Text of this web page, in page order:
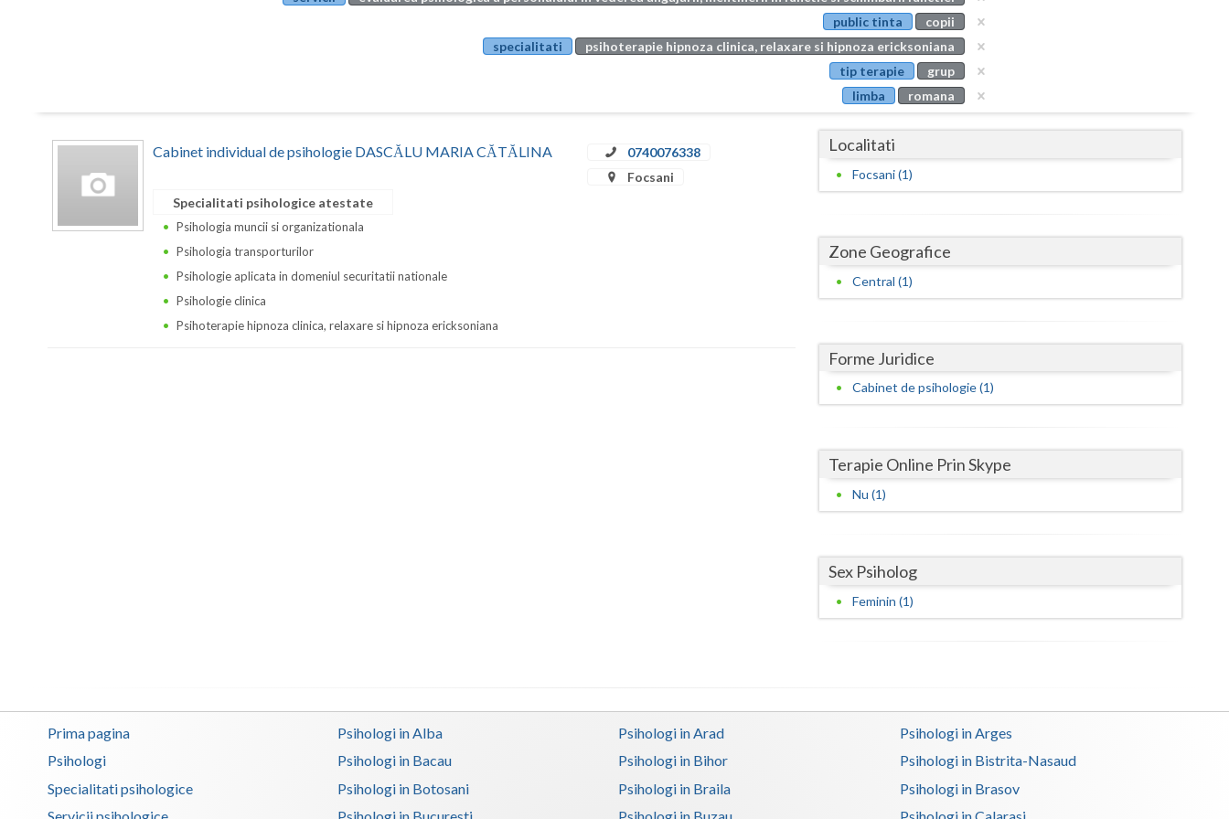
Buzau
Calarasi
Caras-Severin
Covasna
Dolj
Galati
Giurgiu
Gorj
Hunedoara
Ilfov
Olt
Salaj
public tinta
copii
specialitati
psihoterapie hipnoza clinica, relaxare si hipnoza ericksoniana
tip terapie
grup
limba
romana
Cabinet individual de psihologie DASCĂLU MARIA CĂTĂLINA
0740076338
Focsani
Specialitati psihologice atestate
Psihologia muncii si organizationala
Psihologia transporturilor
Psihologie aplicata in domeniul securitatii nationale
Psihologie clinica
Psihoterapie hipnoza clinica, relaxare si hipnoza ericksoniana
Localitati
Focsani (1)
Zone Geografice
Central (1)
Forme Juridice
Cabinet de psihologie (1)
Terapie Online Prin Skype
Nu (1)
Sex Psiholog
Feminin (1)
Prima pagina
Psihologi
Specialitati psihologice
Psihologi in Alba Psihologi in Arad
Psihologi in Arges
Psihologi in Bacau
Psihologi in Bihor
Psihologi in Bistrita-Nasaud
Psihologi in Botosani
Psihologi in Braila
Psihologi in Brasov